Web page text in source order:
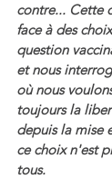
contre... Cette
face à des
question
et nous
où nous
toujours la
depuis la mise
ce choix n'est
tous.